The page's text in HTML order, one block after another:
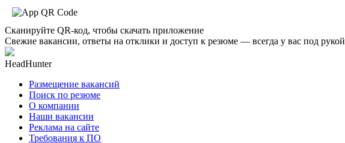
Сканируйте QR-код, чтобы скачать приложение
Свежие вакансии, ответы на отклики и доступ к резюме — всегда у вас под рукой
HeadHunter
Размещение вакансий
Поиск по резюме
О компании
Наши вакансии
Реклама на сайте
Требования к ПО